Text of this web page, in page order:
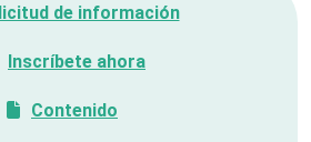
de información
Inscríbete ahora
Contenido